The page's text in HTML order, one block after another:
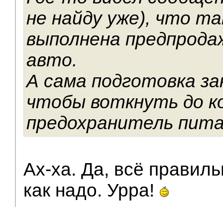
не найду уже), что
выполнена
авто.
А сама подготовка
чтобы воткнуть до
предохранитель
Ах-ха. Да, всё
как надо. Урра!